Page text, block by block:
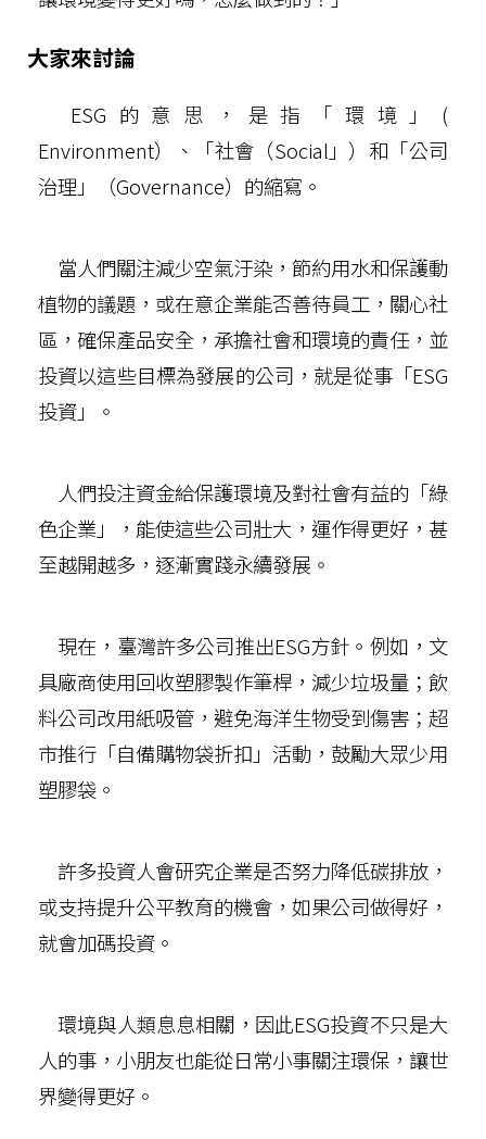
大家來討論
ESG的意思，是指「環境」(
Environment）、「社會（Social」）和「公司
治理」（Governance）的縮寫。
當人們關注減少空氣汙染，節約用水和保護動
植物的議題，或在意企業能否善待員工，關心社
區，確保產品安全，承擔社會和環境的責任，並
投資以這些目標為發展的公司，就是從事「ESG
投資」。
人們投注資金給保護環境及對社會有益的「綠
色企業」，能使這些公司壯大，運作得更好，甚
至越開越多，逐漸實踐永續發展。
現在，臺灣許多公司推出ESG方針。例如，文
具廠商使用回收塑膠製作筆桿，減少垃圾量；飲
料公司改用紙吸管，避免海洋生物受到傷害；超
市推行「自備購物袋折扣」活動，鼓勵大眾少用
塑膠袋。
許多投資人會研究企業是否努力降低碳排放，
或支持提升公平教育的機會，如果公司做得好，
就會加碼投資。
環境與人類息息相關，因此ESG投資不只是大
人的事，小朋友也能從日常小事關注環保，讓世
界變得更好。